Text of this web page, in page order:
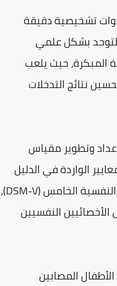
تشخيصية دقيقة
بشكل علمي
حيث يلعب
نتائج التدخلات
وتطوير مقياس
الواردة في الدليل
التشخيصي والإحصائي للاضطرابات النفسية الخامس (DSM-V)،
النفسيين
100 طفل من الأطفال المصابين